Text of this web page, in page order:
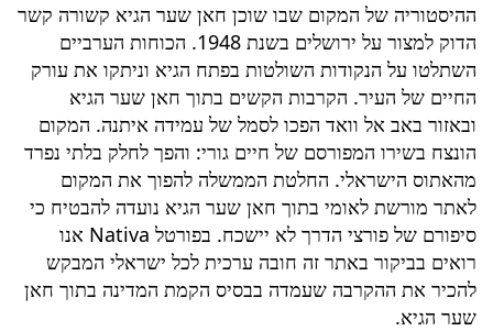
ההיסטוריה של המקום שבו שוכן חאן שער הגיא קשורה קשר
הדוק למצור על ירושלים בשנת 1948. הכוחות הערביים
השתלטו על הנקודות השולטות בפתח הגיא וניתקו את עורק
החיים של העיר. הקרבות הקשים בתוך חאן שער הגיא
ובאזור באב אל וואד הפכו לסמל של עמידה איתנה. המקום
הונצח בשירו המפורסם של חיים גורי: והפך לחלק בלתי נפרד
מהאתוס הישראלי. החלטת הממשלה להפוך את המקום
לאתר מורשת לאומי בתוך חאן שער הגיא נועדה להבטיח כי
סיפורם של פורצי הדרך לא יישכח. בפורטל Nativa אנו
רואים בביקור באתר זה חובה ערכית לכל ישראלי המבקש
להכיר את ההקרבה שעמדה בבסיס הקמת המדינה בתוך חאן
שער הגיא.